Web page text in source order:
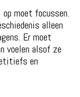
moet focussen.
alleen
Er moet
voelen alsof ze
en